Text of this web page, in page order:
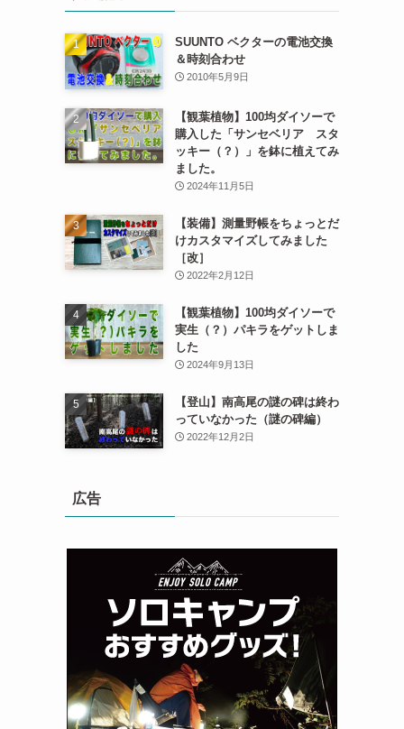
SUUNTO ベクターの電池交換
＆時刻合わせ
2010年5月9日
【観葉植物】100均ダイソーで
購入した「サンセベリア スタ
ッキー（？）」を鉢に植えてみ
ました。
2024年11月5日
【装備】測量野帳をちょっとだ
けカスタマイズしてみました
［改］
2022年2月12日
【観葉植物】100均ダイソーで
実生（？）パキラをゲットしま
した
2024年9月13日
【登山】南高尾の謎の碑は終わ
っていなかった（謎の碑編）
2022年12月2日
広告